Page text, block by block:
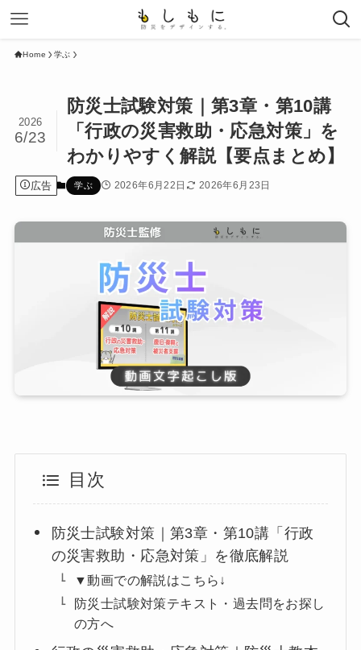
Home 学ぶ
防災士試験対策｜第3章・第10講
「行政の災害救助・応急対策」を
わかりやすく解説【要点まとめ】
2026
6/23
広告 学ぶ 2026年6月22日 2026年6月23日
目次
防災士試験対策｜第3章・第10講「行政
の災害救助・応急対策」を徹底解説
▼動画での解説はこちら↓
防災士試験対策テキスト・過去問をお探し
の方へ